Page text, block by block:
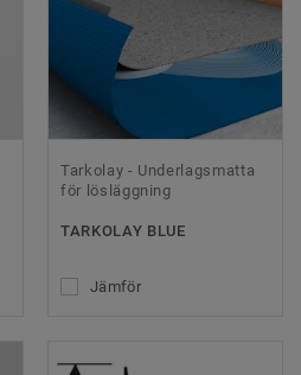
Tarkolay - Underlagsmatta
för lösläggning
TARKOLAY BLUE
Jämför